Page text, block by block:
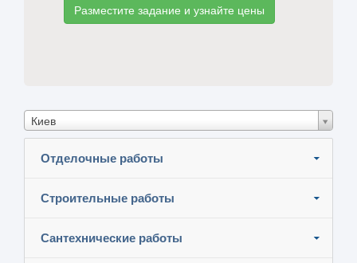
Разместите задание и узнайте цены
Киев
Отделочные работы
Строительные работы
Сантехнические работы